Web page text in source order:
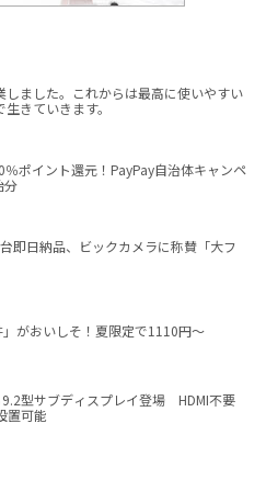
ました。これからは最高に使いやすい
きていきます。
％ポイント還元！PayPay自治体キャンペ
分
即日納品、ビックカメラに称賛「大フ
」がおいしそ！夏限定で1110円～
9.2型サブディスプレイ登場 HDMI不要
置可能